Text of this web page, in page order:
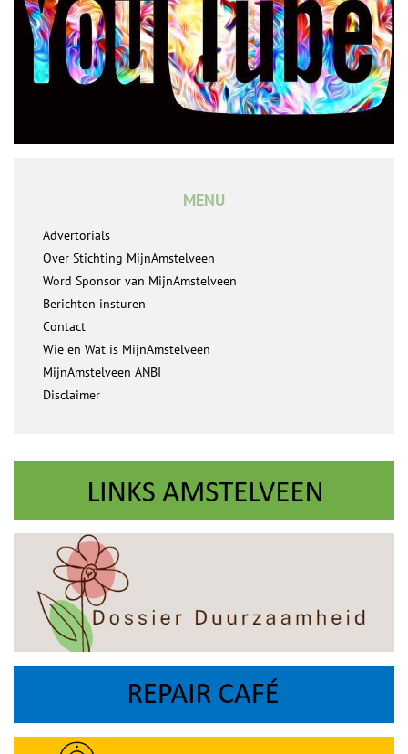
MENU
Advertorials
Over Stichting MijnAmstelveen
Word Sponsor van MijnAmstelveen
Berichten insturen
Contact
Wie en Wat is MijnAmstelveen
MijnAmstelveen ANBI
Disclaimer